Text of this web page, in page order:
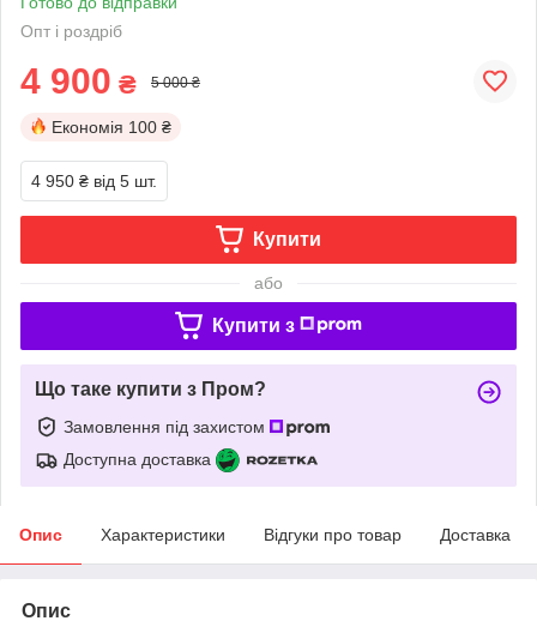
Опт і роздріб
4 900 ₴ 5 000 ₴
Економія 100 ₴
4 950 ₴ від 5 шт.
Купити
або
Купити з
Що таке купити з Пром?
Замовлення під захистом
Доступна доставка
Опис Характеристики Відгуки про товар Доставка
Опис